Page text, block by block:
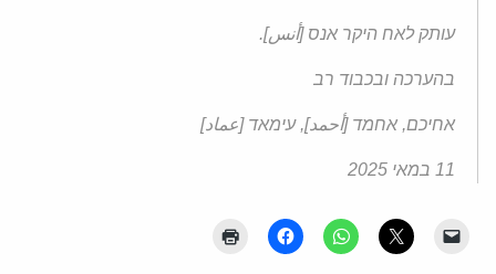
עותק לאח היקר אנס [أنس].
בהערכה ובכבוד רב
אחיכם, אחמד [أحمد], עימאד [عماد]
11 במאי 2025